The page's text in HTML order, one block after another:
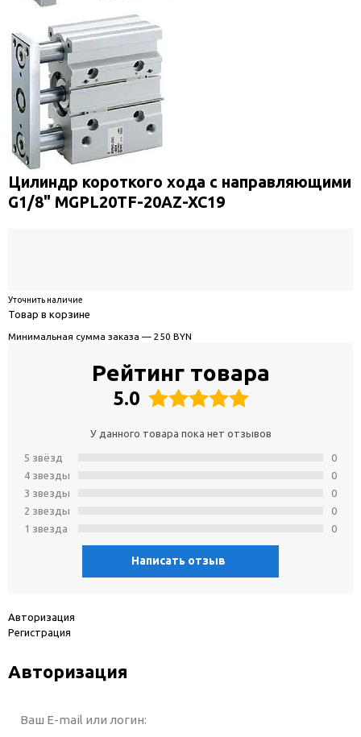
Цилиндр короткого хода с направляющими
G1/8" MGPL20TF-20AZ-XC19
Уточнить наличие
Товар в корзине
Минимальная сумма заказа — 250 BYN
Рейтинг товара
5.0
У данного товара пока нет отзывов
5 звёзд
4 звeзды
3 звeзды
2 звeзды
1 звeзда
0
0
0
0
0
Написать отзыв
Авторизация
Регистрация
Авторизация
Ваш E-mail или логин: